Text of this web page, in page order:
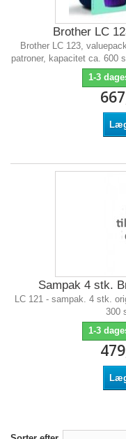
Brother LC
Brother LC 123,
patroner, kapacitet ca. 600
1-3
Sampak 4 stk.
LC 121 - sampak. 4 stk.
300
1-3